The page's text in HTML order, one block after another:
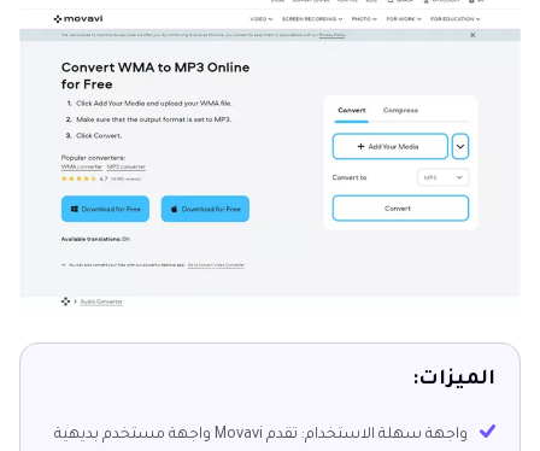
الميزات:
واجهة سهلة الاستخدام: تقدم Movavi واجهة مستخدم بديهية